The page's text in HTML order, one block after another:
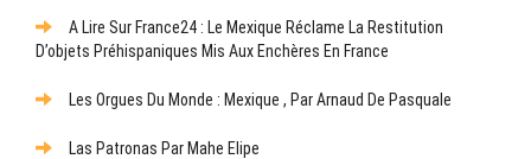
A Lire Sur France24 : Le Mexique Réclame La Restitution
D’objets Préhispaniques Mis Aux Enchères En France
Les Orgues Du Monde : Mexique , Par Arnaud De Pasquale
Las Patronas Par Mahe Elipe